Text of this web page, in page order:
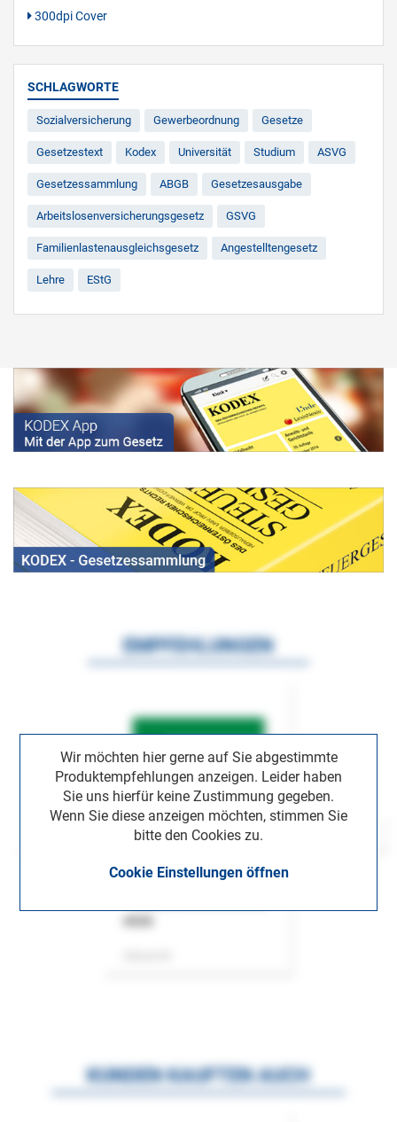
300dpi Cover
SCHLAGWORTE
Sozialversicherung Gewerbeordnung Gesetze
Gesetzestext Kodex Universität Studium ASVG
Gesetzessammlung ABGB Gesetzesausgabe
Arbeitslosenversicherungsgesetz GSVG
Familienlastenausgleichsgesetz Angestelltengesetz
Lehre EStG
Wir möchten hier gerne auf Sie abgestimmte
Produktempfehlungen anzeigen. Leider haben
Sie uns hierfür keine Zustimmung gegeben.
Wenn Sie diese anzeigen möchten, stimmen Sie
bitte den Cookies zu.
Cookie Einstellungen öffnen
EMPFEHLUNGEN
KUNDEN KAUFTEN AUCH